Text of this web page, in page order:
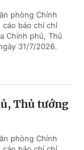
phòng Chính
cáo báo chí chỉ
Chính phủ, Thủ
31/7/2026.
Thủ tướng
phòng Chính